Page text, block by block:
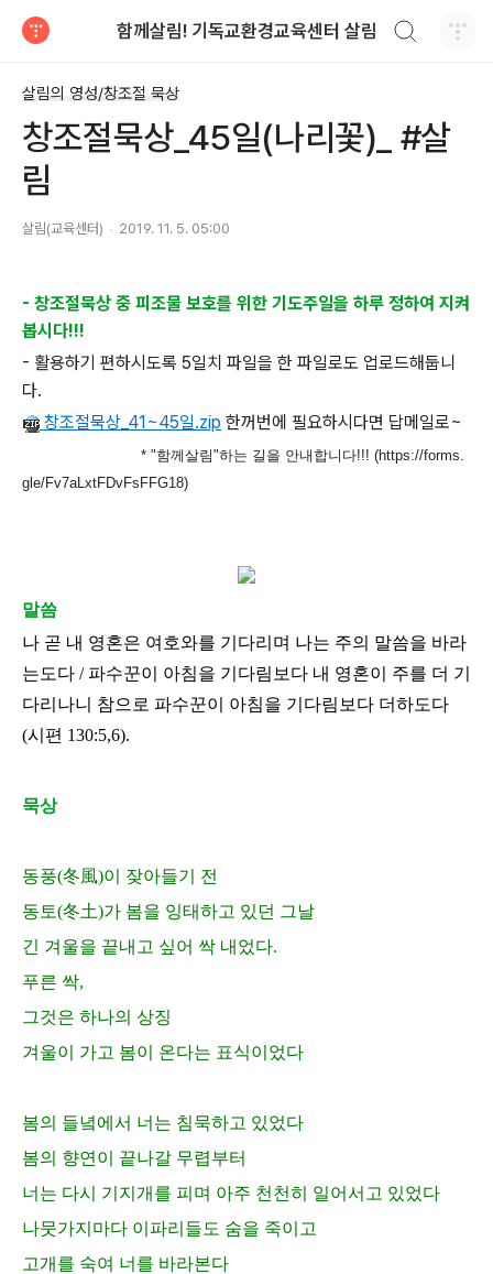
함께살림! 기독교환경교육센터 살림
살림의 영성/창조절 묵상
창조절묵상_45일(나리꽃)_ #살
림
살림(교육센터) 2019. 11. 5. 05:00
- 창조절묵상 중 피조물 보호를 위한 기도주일을 하루 정하여 지켜
봅시다!!!
- 활용하기 편하시도록 5일치 파일을 한 파일로도 업로드해둡니
다.
창조절묵상_41~45일.zip 한꺼번에 필요하시다면 답메일로~
* "함께살림"하는 길을 안내합니다!!! (https://forms.
gle/Fv7aLxtFDvFsFFG18)
말씀
나 곧 내 영혼은 여호와를 기다리며 나는 주의 말씀을 바라
는도다 / 파수꾼이 아침을 기다림보다 내 영혼이 주를 더 기
다리나니 참으로 파수꾼이 아침을 기다림보다 더하도다
(시편 130:5,6).
묵상
동풍(冬風)이 잦아들기 전
동토(冬土)가 봄을 잉태하고 있던 그날
긴 겨울을 끝내고 싶어 싹 내었다.
푸른 싹,
그것은 하나의 상징
겨울이 가고 봄이 온다는 표식이었다
봄의 들녘에서 너는 침묵하고 있었다
봄의 향연이 끝나갈 무렵부터
너는 다시 기지개를 피며 아주 천천히 일어서고 있었다
나뭇가지마다 이파리들도 숨을 죽이고
고개를 숙여 너를 바라본다